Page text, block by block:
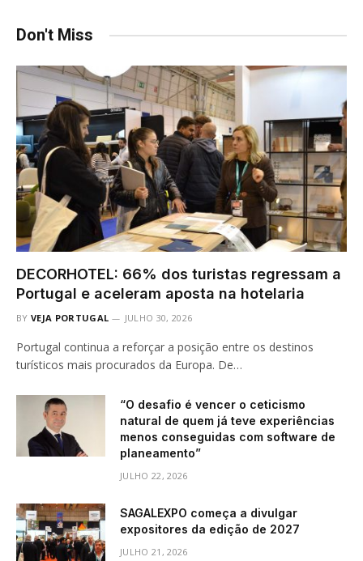
Don't Miss
DECORHOTEL: 66% dos turistas regressam a
Portugal e aceleram aposta na hotelaria
BY VEJA PORTUGAL JULHO 30, 2026
Portugal continua a reforçar a posição entre os destinos
turísticos mais procurados da Europa. De…
“O desafio é vencer o ceticismo
natural de quem já teve experiências
menos conseguidas com software de
planeamento”
JULHO 22, 2026
SAGALEXPO começa a divulgar
expositores da edição de 2027
JULHO 21, 2026